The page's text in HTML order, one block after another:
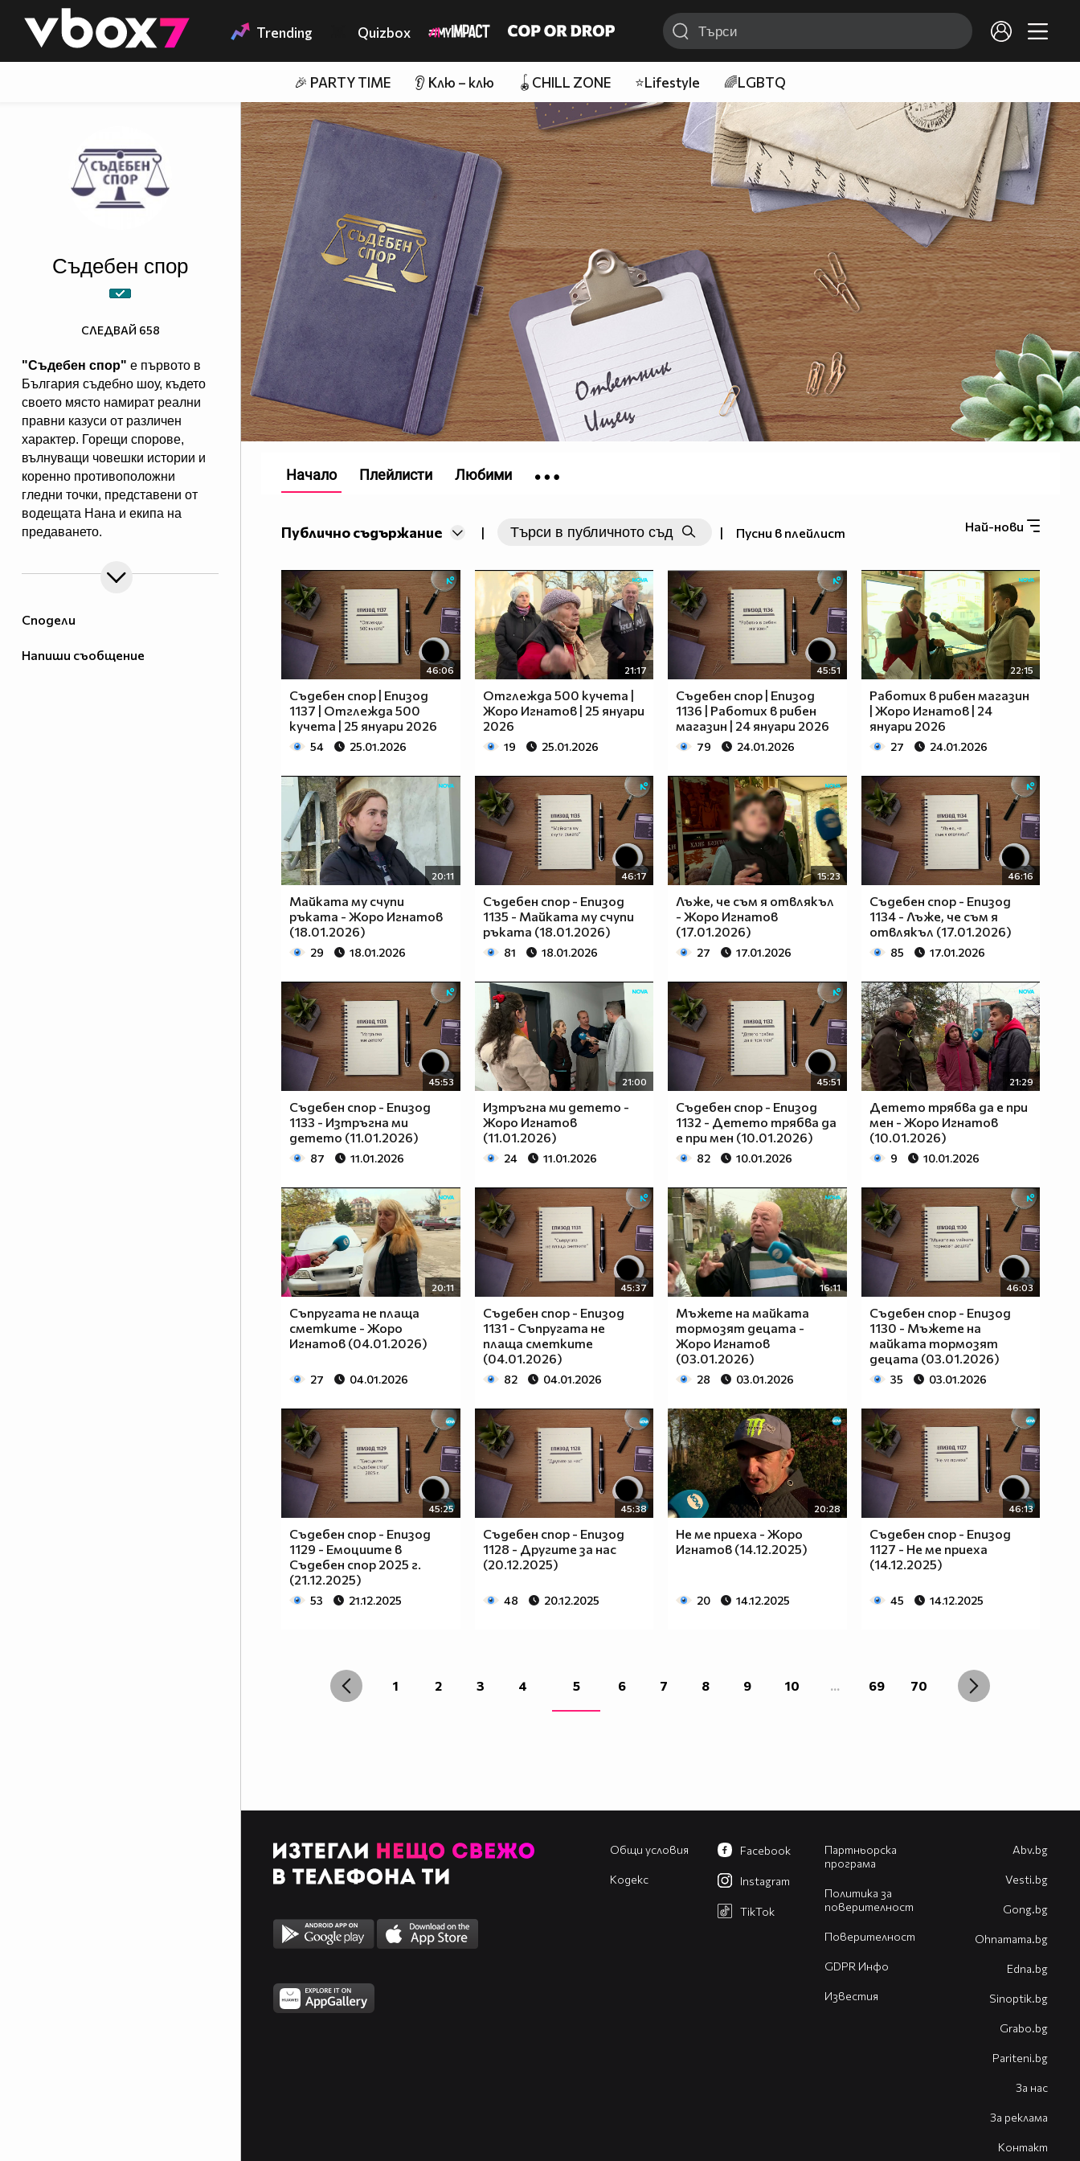
👾 Trending Quizbox
🎉 PARTY TIME 👂 Клю – клю 🪀CHILL ZONE ⭐Lifestyle 🌈LGBTQ
Сподели
Напиши съобщение
Съдебен спор
"Съдебен спор" е първото в
България съдебно шоу, където
своето място намират реални
правни казуси от различен
характер. Горещи спорове,
вълнуващи човешки истории и
коренно противоположни
гледни точки, представени от
водещата Нана и екипа на
предаването.
неделя, 11.00 ч., по Нова.
Eпизодите на предаването може
СЛЕДВАЙ 658
Най-нови
Публично съдържание | | Пусни в плейлист
46:06
Съдебен спор | Епизод
1137 | Отглежда 500
кучета | 25 януари 2026
54 25.01.2026
21:17
Отглежда 500 кучета |
Жоро Игнатов | 25 януари
2026
19 25.01.2026
45:51
Съдебен спор | Епизод
1136 | Работих в рибен
магазин | 24 януари 2026
79 24.01.2026
22:15
Работих в рибен магазин
| Жоро Игнатов | 24
януари 2026
27 24.01.2026
20:11
Майката му счупи
ръката - Жоро Игнатов
(18.01.2026)
29 18.01.2026
46:17
Съдебен спор - Епизод
1135 - Майката му счупи
ръката (18.01.2026)
81 18.01.2026
15:23
Лъже, че съм я отвлякъл
- Жоро Игнатов
(17.01.2026)
27 17.01.2026
46:16
Съдебен спор - Епизод
1134 - Лъже, че съм я
отвлякъл (17.01.2026)
85 17.01.2026
45:53
Съдебен спор - Епизод
1133 - Изтръгна ми
детето (11.01.2026)
87 11.01.2026
21:00
Изтръгна ми детето -
Жоро Игнатов
(11.01.2026)
24 11.01.2026
45:51
Съдебен спор - Епизод
1132 - Детето трябва да
е при мен (10.01.2026)
82 10.01.2026
21:29
Детето трябва да е при
мен - Жоро Игнатов
(10.01.2026)
9 10.01.2026
20:11
Съпругата не плаща
сметките - Жоро
Игнатов (04.01.2026)
27 04.01.2026
45:37
Съдебен спор - Епизод
1131 - Съпругата не
плаща сметките
(04.01.2026)
82 04.01.2026
16:11
Мъжете на майката
тормозят децата -
Жоро Игнатов
(03.01.2026)
28 03.01.2026
46:03
Съдебен спор - Епизод
1130 - Мъжете на
майката тормозят
децата (03.01.2026)
35 03.01.2026
45:25
Съдебен спор - Епизод
1129 - Емоциите в
Съдебен спор 2025 г.
(21.12.2025)
53 21.12.2025
45:38
Съдебен спор - Епизод
1128 - Другите за нас
(20.12.2025)
48 20.12.2025
20:28
Не ме приеха - Жоро
Игнатов (14.12.2025)
20 14.12.2025
46:13
Съдебен спор - Епизод
1127 - Не ме приеха
(14.12.2025)
45 14.12.2025
1 2 3 4 5 6 7 8 9 10 ... 69 70
Начало Плейлисти Любими
Общи условия
Кодекс
Партньорска
програма
Политика за
поверителност
Поверителност
GDPR Инфо
Известия
Facebook
Instagram
TikTok
Abv.bg
Vesti.bg
Gong.bg
Оhnamama.bg
Edna.bg
Sinoptik.bg
Grabo.bg
Pariteni.bg
За нас
За реклама
Контакт